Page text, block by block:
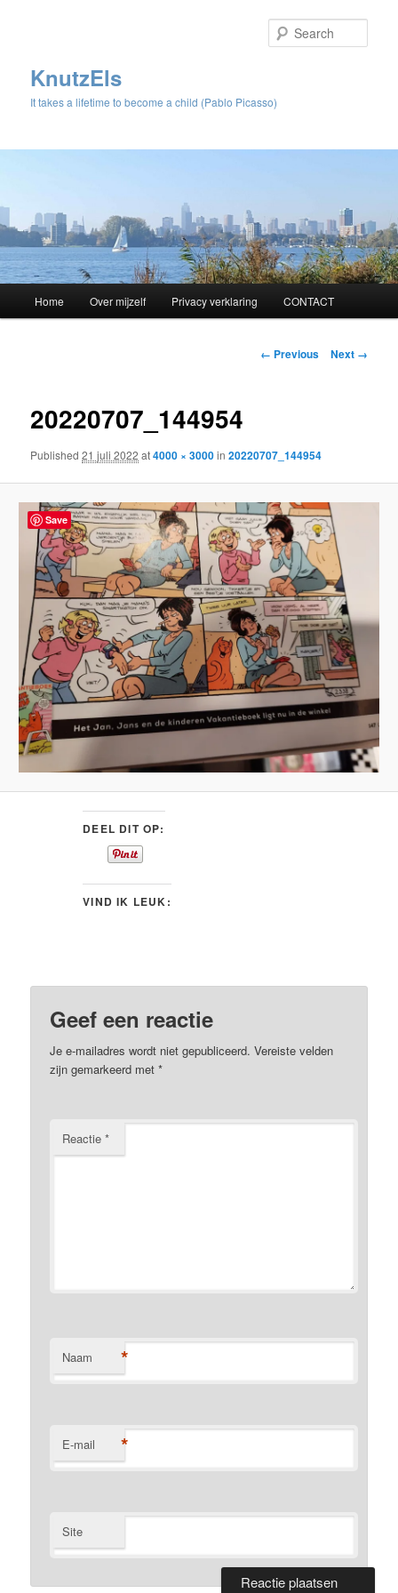
KnutzEls
It takes a lifetime to become a child (Pablo Picasso)
Skip
content
Home Over mijzelf Privacy verklaring CONTACT
Image
← Previous Next →
20220707_144954
Published21 juli 2022 at4000 × 3000in20220707_144954
DEEL DIT OP:
VIND IK LEUK:
Geef een reactie
Je e-mailadres wordt niet gepubliceerd. Vereiste velden
zijn gemarkeerd met*
Reactie*
Naam *
E-mail *
Site
Save